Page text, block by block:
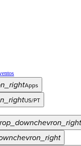
Apps
US/PT
chevron_right
chevron_right